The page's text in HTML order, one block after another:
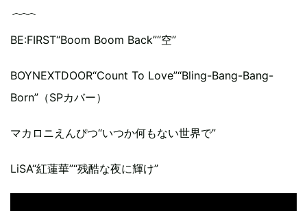
BE:FIRST“Boom Boom Back”“空”
BOYNEXTDOOR“Count To Love”“Bling-Bang-Bang-
Born”（SPカバー）
マカロニえんぴつ“いつか何もない世界で”
LiSA“紅蓮華”“残酷な夜に輝け”